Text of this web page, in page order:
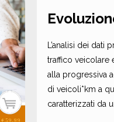
L’analisi dei
traffico veicolare
alla progressiva
di veicoli*km a
caratterizzati da